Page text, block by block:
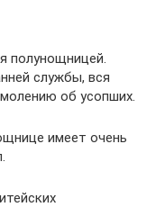
полунощницей.
службы, вся
об усопших.
имеет очень